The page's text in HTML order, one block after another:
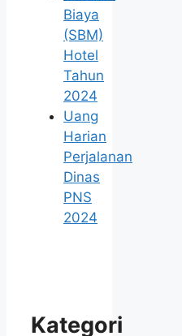
Biaya
(SBM)
Hotel
Tahun
2024
Uang
Harian
Perjalanan
Dinas
PNS
2024
Kategori